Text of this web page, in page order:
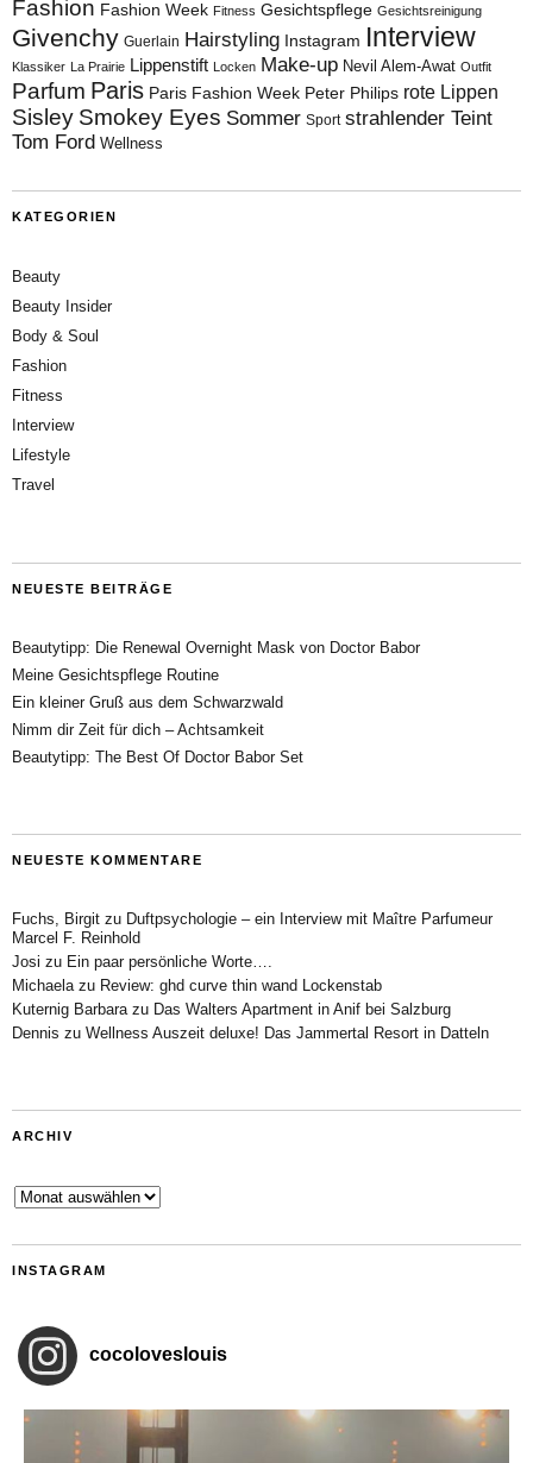
Fashion Fashion Week Fitness Gesichtspflege Gesichtsreinigung
Givenchy Guerlain Hairstyling Instagram Interview
Klassiker La Prairie Lippenstift Locken Make-up Nevil Alem-Awat Outfit
Parfum Paris Paris Fashion Week Peter Philips rote Lippen
Sisley Smokey Eyes Sommer Sport strahlender Teint
Tom Ford Wellness
KATEGORIEN
Beauty
Beauty Insider
Body & Soul
Fashion
Fitness
Interview
Lifestyle
Travel
NEUESTE BEITRÄGE
Beautytipp: Die Renewal Overnight Mask von Doctor Babor
Meine Gesichtspflege Routine
Ein kleiner Gruß aus dem Schwarzwald
Nimm dir Zeit für dich – Achtsamkeit
Beautytipp: The Best Of Doctor Babor Set
NEUESTE KOMMENTARE
Fuchs, Birgit zu Duftpsychologie – ein Interview mit Maître Parfumeur
Marcel F. Reinhold
Josi zu Ein paar persönliche Worte….
Michaela zu Review: ghd curve thin wand Lockenstab
Kuternig Barbara zu Das Walters Apartment in Anif bei Salzburg
Dennis zu Wellness Auszeit deluxe! Das Jammertal Resort in Datteln
ARCHIV
Archiv
INSTAGRAM
cocoloveslouis